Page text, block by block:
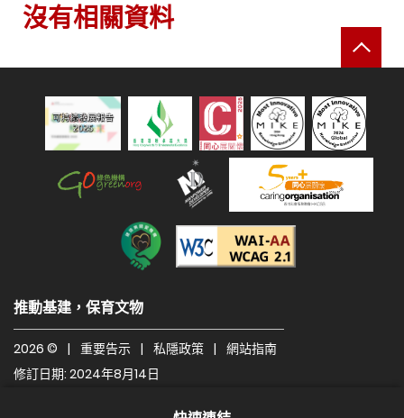
沒有相關資料
可持續發展報告 2025
綠色機構 人才企業
建造業關愛機構
推動基建，保育文物
2026 © | 重要告示 | 私隱政策 | 網站指南
修訂日期: 2024年8月14日